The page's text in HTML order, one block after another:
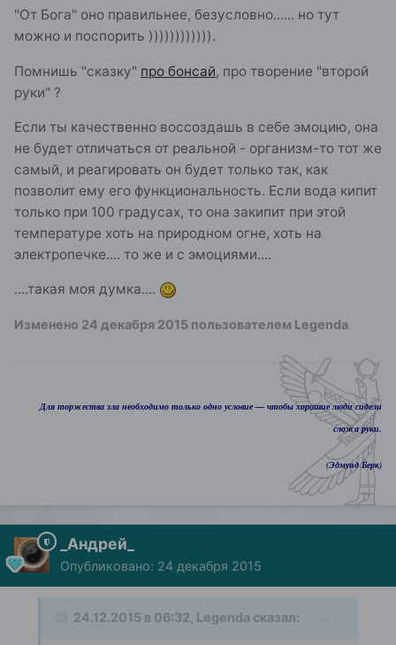
"От Бога" оно правильнее, безусловно...... но тут
можно и поспорить )))))))))))).
Помнишь "сказку" про бонсай, про творение "второй
руки" ?
Если ты качественно воссоздашь в себе эмоцию, она
не будет отличаться от реальной - организм-то тот же
самый, и реагировать он будет только так, как
позволит ему его функциональность. Если вода кипит
только при 100 градусах, то она закипит при этой
температуре хоть на природном огне, хоть на
электропечке.... то же и с эмоциями....
....такая моя думка....
Изменено 24 декабря 2015 пользователем Legenda
Для торжества зла необходимо только одно условие — чтобы хорошие люди сидели
сложа руки.
(Эдмунд Берк)
_Андрей_
Опубликовано: 24 декабря 2015
24.12.2015 в 06:32, Legenda сказал: